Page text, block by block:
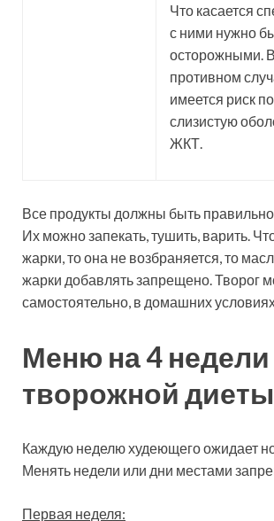
Что касается
с ними нужно
осторожными. В
противном
имеется риск
слизистую
ЖКТ.
Все продукты должны быть
Их можно запекать, тушить, варить.
жарки, то она не возбраняется, то
жарки добавлять запрещено. Творог
самостоятельно, в домашних
Меню на 4 недели
творожной диеты
Каждую неделю худеющего ожидает
Менять недели или дни местами
Первая неделя: